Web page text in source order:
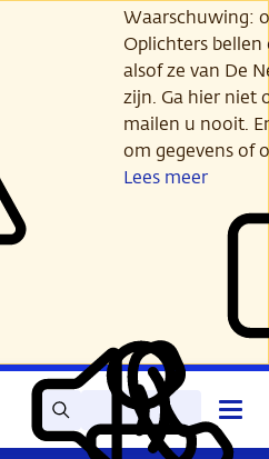
Waarschuwing:
Oplichters
alsof ze van De
zijn. Ga hier niet
mailen u nooit.
om gegevens of
Lees meer
Zoek Lees
voor
Mijn
DNB
Contact